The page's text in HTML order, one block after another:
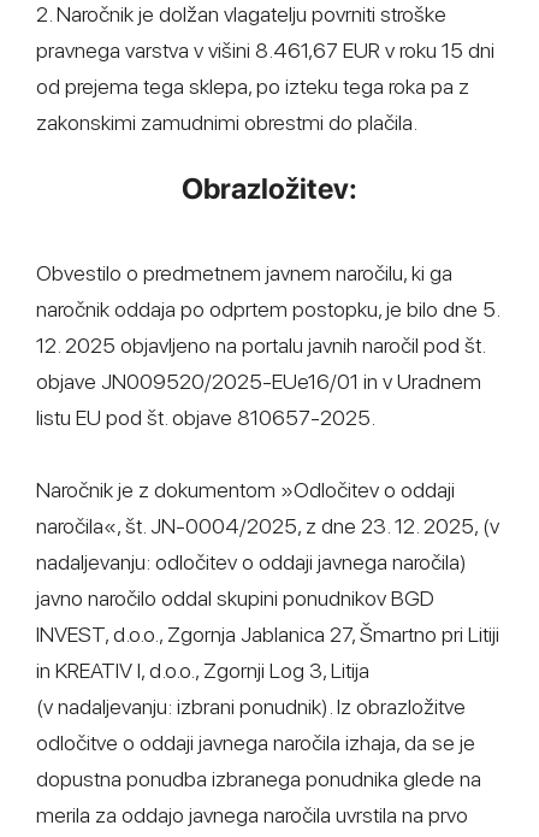
2. Naročnik je dolžan vlagatelju povrniti stroške
pravnega varstva v višini 8.461,67 EUR v roku 15 dni
od prejema tega sklepa, po izteku tega roka pa z
zakonskimi zamudnimi obrestmi do plačila.
Obrazložitev:
Obvestilo o predmetnem javnem naročilu, ki ga
naročnik oddaja po odprtem postopku, je bilo dne 5.
12. 2025 objavljeno na portalu javnih naročil pod št.
objave JN009520/2025-EUe16/01 in v Uradnem
listu EU pod št. objave 810657-2025.
Naročnik je z dokumentom »Odločitev o oddaji
naročila«, št. JN-0004/2025, z dne 23. 12. 2025, (v
nadaljevanju: odločitev o oddaji javnega naročila)
javno naročilo oddal skupini ponudnikov BGD
INVEST, d.o.o., Zgornja Jablanica 27, Šmartno pri Litiji
in KREATIV I, d.o.o., Zgornji Log 3, Litija
(v nadaljevanju: izbrani ponudnik). Iz obrazložitve
odločitve o oddaji javnega naročila izhaja, da se je
dopustna ponudba izbranega ponudnika glede na
merila za oddajo javnega naročila uvrstila na prvo